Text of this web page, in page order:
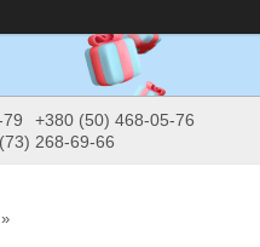
+380 (50) 468-05-76
268-69-66